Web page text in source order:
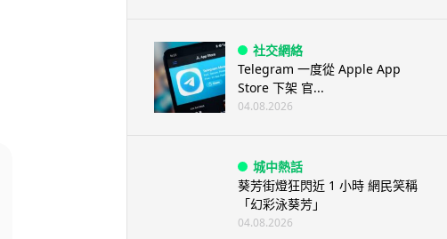
社交網絡
Telegram 一度從 Apple App
Store 下架 官...
04.08.2026
城中熱話
葵芳街燈狂閃近 1 小時 網民笑稱
「幻彩泳葵芳」
04.08.2026